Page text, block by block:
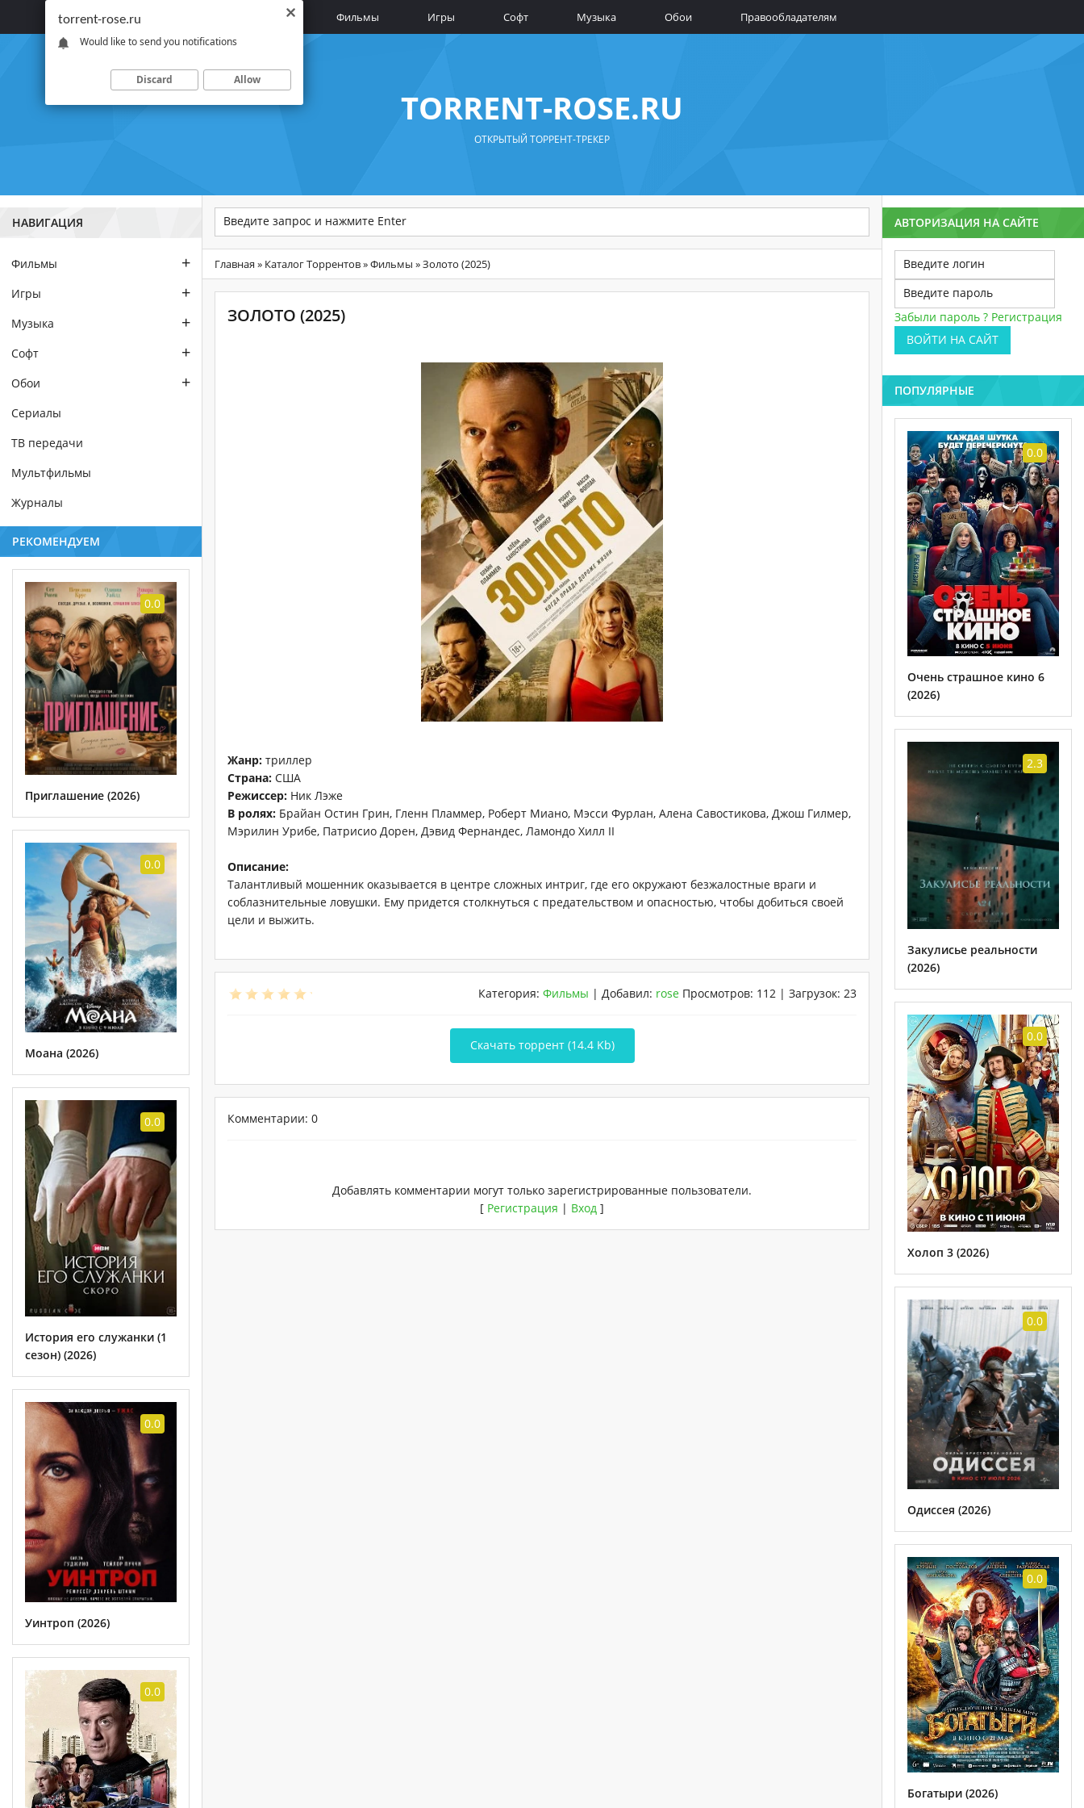
Главная Фильмы Игры Софт Музыка Обои Правообладателям
TORRENT-ROSE.RU
ОТКРЫТЫЙ ТОРРЕНТ-ТРЕКЕР
НАВИГАЦИЯ
Фильмы +
Игры +
Музыка +
Софт +
Обои +
Сериалы
ТВ передачи
Мультфильмы
Журналы
РЕКОМЕНДУЕМ
0.0
Приглашение (2026)
0.0
Моана (2026)
0.0
История его служанки (1
сезон) (2026)
0.0
Уинтроп (2026)
0.0
Главная » Каталог Торрентов»Фильмы » Золото (2025)
ЗОЛОТО (2025)
Жанр: триллер
Страна: США
Режиссер: Ник Лэже
В ролях: Брайан Остин Грин, Гленн Пламмер, Роберт Миано, Мэсси Фурлан, Алена Савостикова, Джош Гилмер,
Мэрилин Урибе, Патрисио Дорен, Дэвид Фернандес, Ламондо Хилл II
Описание:
Талантливый мошенник оказывается в центре сложных интриг, где его окружают безжалостные враги и
соблазнительные ловушки. Ему придется столкнуться с предательством и опасностью, чтобы добиться своей
цели и выжить.
Категория: Фильмы | Добавил: rose Просмотров: 112 | Загрузок: 23
Скачать торрент (14.4 Kb)
Комментарии: 0
Добавлять комментарии могут только зарегистрированные пользователи.
[ Регистрация | Вход ]
АВТОРИЗАЦИЯ НА САЙТЕ
Забыли пароль ? Регистрация
ВОЙТИ НА САЙТ
ПОПУЛЯРНЫЕ
0.0
Очень страшное кино 6
(2026)
2.3
Закулисье реальности
(2026)
0.0
Холоп 3 (2026)
0.0
Одиссея (2026)
0.0
Богатыри (2026)
torrent-rose.ru
Would like to send you notifications
Discard Allow